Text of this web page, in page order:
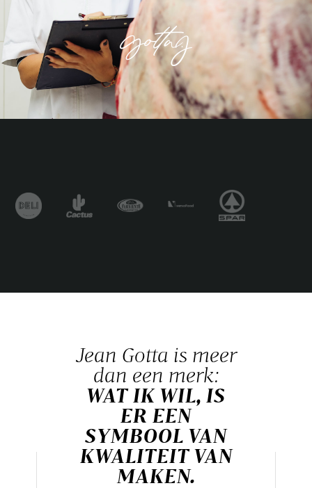
Jean Gotta is meer
dan een merk:
WAT IK WIL, IS
ER EEN
SYMBOOL VAN
KWALITEIT VAN
MAKEN.